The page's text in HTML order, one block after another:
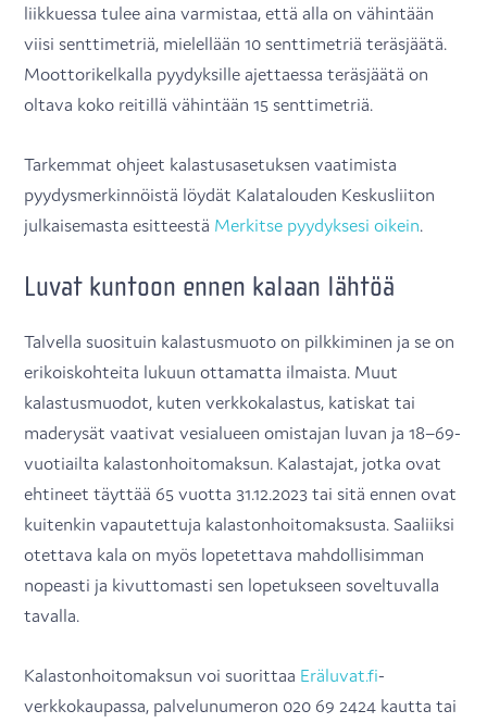
liikkuessa tulee aina varmistaa, että alla on vähintään
viisi senttimetriä, mielellään 10 senttimetriä teräsjäätä.
Moottorikelkalla pyydyksille ajettaessa teräsjäätä on
oltava koko reitillä vähintään 15 senttimetriä.
Tarkemmat ohjeet kalastusasetuksen vaatimista
pyydysmerkinnöistä löydät Kalatalouden Keskusliiton
julkaisemasta esitteestä Merkitse pyydyksesi oikein.
Luvat kuntoon ennen kalaan lähtöä
Talvella suosituin kalastusmuoto on pilkkiminen ja se on
erikoiskohteita lukuun ottamatta ilmaista. Muut
kalastusmuodot, kuten verkkokalastus, katiskat tai
maderysät vaativat vesialueen omistajan luvan ja 18–69-
vuotiailta kalastonhoitomaksun. Kalastajat, jotka ovat
ehtineet täyttää 65 vuotta 31.12.2023 tai sitä ennen ovat
kuitenkin vapautettuja kalastonhoitomaksusta. Saaliiksi
otettava kala on myös lopetettava mahdollisimman
nopeasti ja kivuttomasti sen lopetukseen soveltuvalla
tavalla.
Kalastonhoitomaksun voi suorittaa Eräluvat.fi-
verkkokaupassa, palvelunumeron 020 69 2424 kautta tai